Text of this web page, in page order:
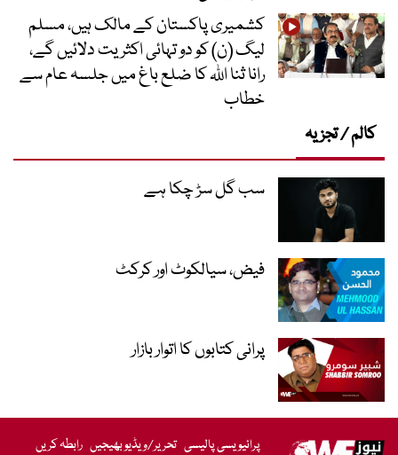
کشمیری پاکستان کے مالک ہیں، مسلم
لیگ (ن) کو دو تہائی اکثریت دلائیں گے،
رانا ثنا اللہ کا ضلع باغ میں جلسہ عام سے
خطاب
کالم / تجزیہ
سب گل سڑ چکا ہے
فیض، سیالکوٹ اور کرکٹ
پرانی کتابوں کا اتوار بازار
پرائیویسی پالیسی تحریر/ویڈیو بھیجیں رابطہ کریں